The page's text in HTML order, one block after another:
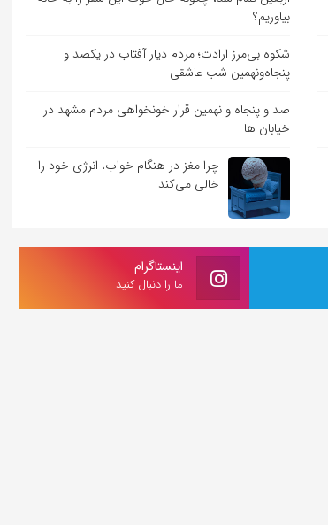
بیاوریم؟
شکوه بی‌مرز ارادت؛ مردم دیار آفتاب در یکصد و
پنجاه‌ونهمین شب عاشقی
صد و پنجاه و نهمین قرار خونخواهی مردم مشهد در
خیابان ها
چرا مغز در هنگام خواب، انرژی خود را
خالی می‌کند
اینستاگرام
ما را دنبال کنید